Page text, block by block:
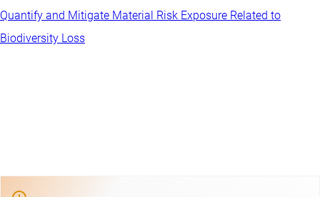
Quantify and Mitigate Material Risk Exposure Related to
Biodiversity Loss